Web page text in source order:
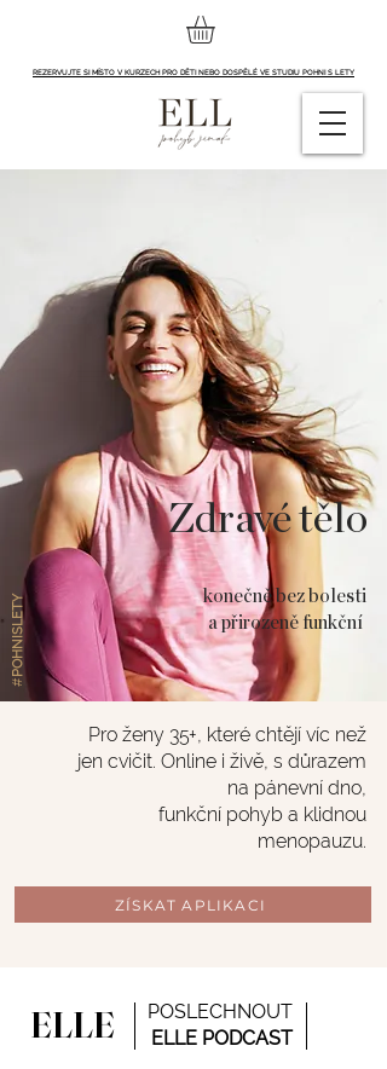
REZERVUJTE SI MÍSTO V KURZECH PRO DĚTI NEBO DOSPĚLÉ VE STUDIU POHNI S LETY
Zdravé tělo
#
POHNISLETY
konečně bez bolesti
a přirozeně funkční
Pro ženy 35+, které chtějí víc než
jen cvičit. Online i živě, s důrazem
na pánevní dno,
funkční pohyb a klidnou
menopauzu.
ZÍSKAT APLIKACI
POSLECHNOUT
ELLE PODCAST
ELLE